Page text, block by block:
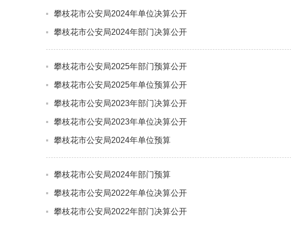
攀枝花市公安局2024年单位决算公开
攀枝花市公安局2024年部门决算公开
攀枝花市公安局2025年部门预算公开
攀枝花市公安局2025年单位预算公开
攀枝花市公安局2023年部门决算公开
攀枝花市公安局2023年单位决算公开
攀枝花市公安局2024年单位预算
攀枝花市公安局2024年部门预算
攀枝花市公安局2022年单位决算公开
攀枝花市公安局2022年部门决算公开